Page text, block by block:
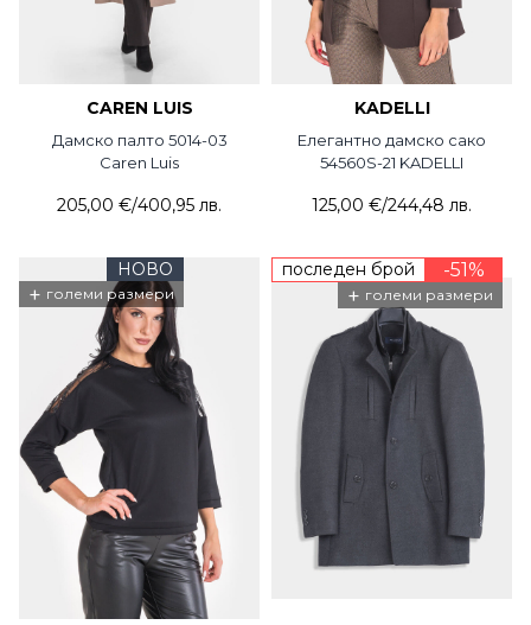
CAREN LUIS
Дамско палто 5014-03
Caren Luis
205,00 €/400,95 лв.
KADELLI
Елегантно дамско сако
54560S-21 KADELLI
125,00 €/244,48 лв.
НОВО
+ големи размери
последен брой -51%
+ големи размери